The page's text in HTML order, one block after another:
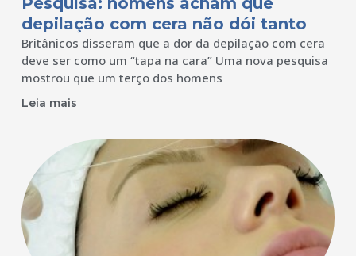
depilação com cera não dói tanto
Britânicos disseram que a dor da depilação com cera
deve ser como um “tapa na cara” Uma nova pesquisa
mostrou que um terço dos homens
Leia mais